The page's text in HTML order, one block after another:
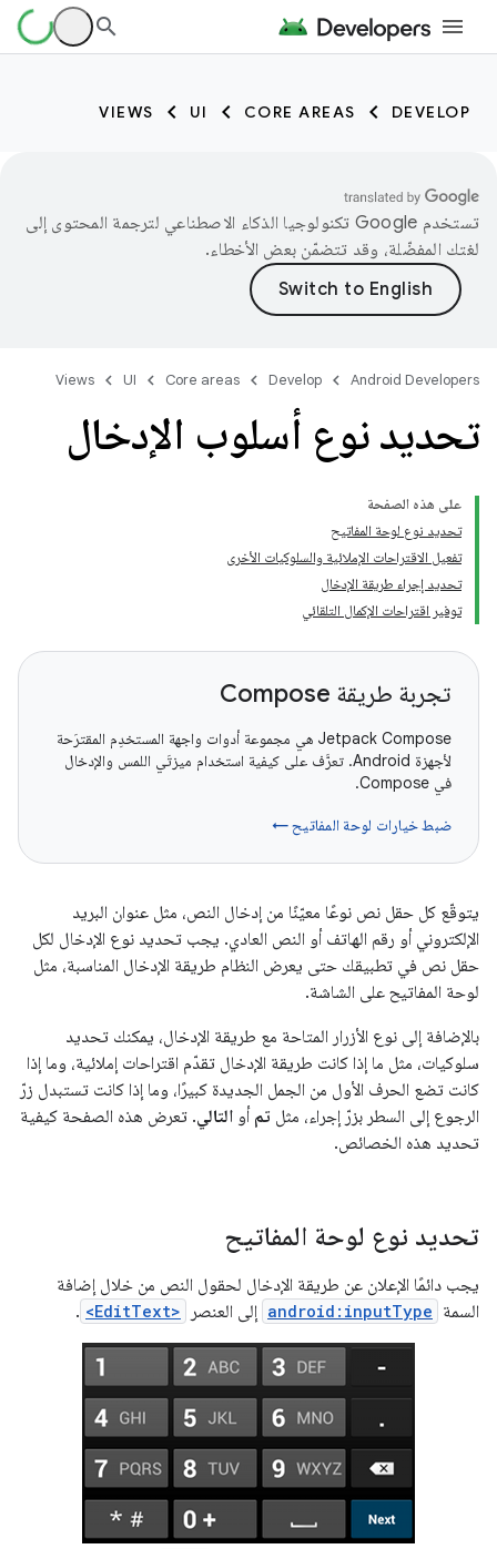
DEVELOP
CORE AREAS
UI
VIEWS
تستخدم Google تكنولوجيا الذكاء الاصطناعي لترجمة المحتوى إلى
لغتك المفضّلة، وقد تتضمّن بعض الأخطاء.
Android Developers
Develop
Core areas
UI
Views
تحديد نوع أسلوب الإدخال
على هذه الصفحة
تحديد نوع لوحة المفاتيح
تفعيل الاقتراحات الإملائية والسلوكيات الأخرى
تحديد إجراء طريقة الإدخال
توفير اقتراحات الإكمال التلقائي
تجربة طريقة Compose
‫Jetpack Compose هي مجموعة أدوات واجهة المستخدِم المقترَحة
لأجهزة Android. تعرَّف على كيفية استخدام ميزتَي اللمس والإدخال
في Compose.
ضبط خيارات لوحة المفاتيح ←
يتوقّع كل حقل نص نوعًا معيّنًا من إدخال النص، مثل عنوان البريد
الإلكتروني أو رقم الهاتف أو النص العادي. يجب تحديد نوع الإدخال لكل
حقل نص في تطبيقك حتى يعرض النظام طريقة الإدخال المناسبة، مثل
لوحة المفاتيح على الشاشة.
بالإضافة إلى نوع الأزرار المتاحة مع طريقة الإدخال، يمكنك تحديد
سلوكيات، مثل ما إذا كانت طريقة الإدخال تقدّم اقتراحات إملائية، وما إذا
كانت تضع الحرف الأول من الجمل الجديدة كبيرًا، وما إذا كانت تستبدل زرّ
الرجوع إلى السطر بزرّ إجراء، مثل تم أو التالي. تعرض هذه الصفحة كيفية
تحديد هذه الخصائص.
تحديد نوع لوحة المفاتيح
يجب دائمًا الإعلان عن طريقة الإدخال لحقول النص من خلال إضافة
السمة android:inputType إلى العنصر <EditText>
.